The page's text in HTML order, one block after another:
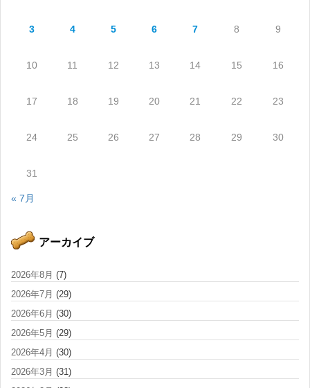
3 4 5 6 7 8 9
10 11 12 13 14 15 16
17 18 19 20 21 22 23
24 25 26 27 28 29 30
31
« 7月
アーカイブ
2026年8月 (7)
2026年7月 (29)
2026年6月 (30)
2026年5月 (29)
2026年4月 (30)
2026年3月 (31)